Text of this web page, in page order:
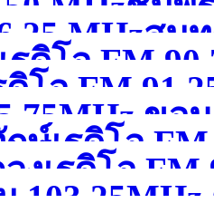
ทพมหานคร(
MHzสมุ
รดิโอ FM
)
ดิโอ FM
ขอ
ษ์เรดิโอ
งเรดิโอ